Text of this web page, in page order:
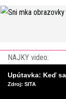
NAJKY video:
Zdroj: SITA